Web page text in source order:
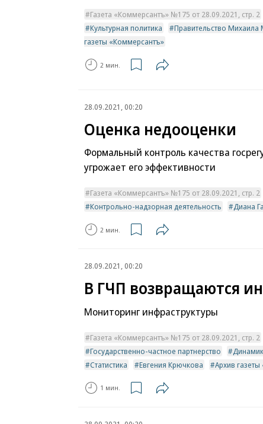
Газета «Коммерсантъ» №175 от 28.09.2021, стр. 2
Культурная политика
Правительство Михаила
газеты «Коммерсантъ»
2 мин.
28.09.2021, 00:20
Оценка недооценки
Формальный контроль качества
угрожает его эффективности
Газета «Коммерсантъ» №175 от 28.09.2021, стр. 2
Контрольно-надзорная деятельность
Диана
2 мин.
28.09.2021, 00:20
В ГЧП возвращаются
Мониторинг инфраструктуры
Газета «Коммерсантъ» №175 от 28.09.2021, стр. 2
Государственно-частное партнерство
Статистика
Евгения Крючкова Архив
1 мин.